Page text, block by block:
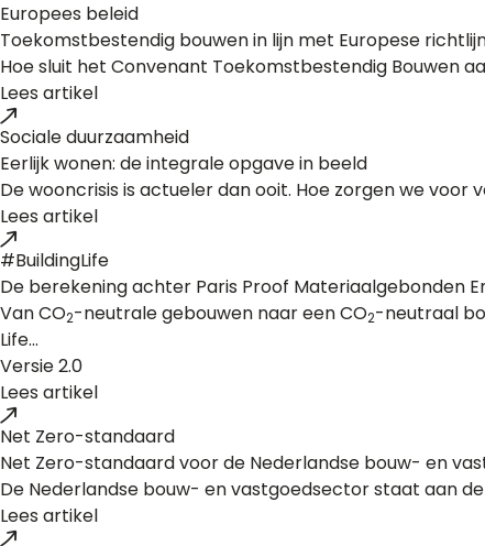
Europees beleid
Toekomstbestendig bouwen in lijn met Europese
Hoe sluit het Convenant Toekomstbestendig Bouwen
Lees artikel
Sociale duurzaamheid
Eerlijk wonen: de integrale opgave in beeld
De wooncrisis is actueler dan ooit. Hoe zorgen we
Lees artikel
#BuildingLife
De berekening achter Paris Proof Materiaalgebonden
Van CO2-neutrale gebouwen naar een CO2-neutraal
Life...
Versie 2.0
Lees artikel
Net Zero-standaard
Net Zero-standaard voor de Nederlandse bouw- en
De Nederlandse bouw- en vastgoedsector staat aan
Lees artikel